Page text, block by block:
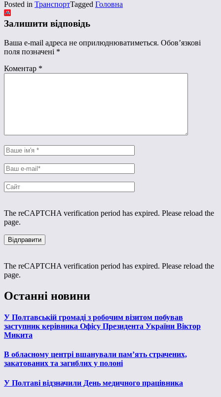
Posted in ТранспортTagged Головна
Залишити відповідь
Ваша e-mail адреса не оприлюднюватиметься. Обов’язкові
поля позначені *
Коментар *
The reCAPTCHA verification period has expired. Please reload the
page.
The reCAPTCHA verification period has expired. Please reload the
page.
Останні новини
У Полтавській громаді з робочим візитом побував
заступник керівника Офісу Президента України Віктор
Микита
В обласному центрі вшанували пам’ять страчених,
закатованих та загиблих у полоні
У Полтаві відзначили День медичного працівника